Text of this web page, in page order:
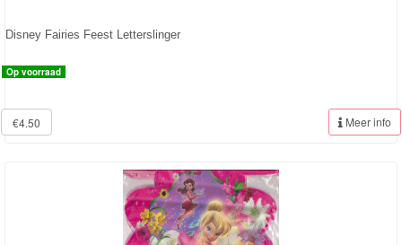
Planes
Sofia
het
Disney Fairies Feest Letterslinger
Op voorraad
€4.50 Meer info